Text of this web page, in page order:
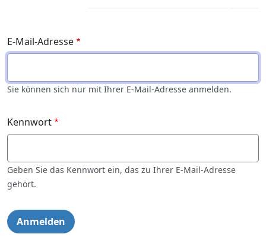
E-Mail-Adresse
Sie können sich nur mit Ihrer E-Mail-Adresse anmelden.
Kennwort
Geben Sie das Kennwort ein, das zu Ihrer E-Mail-Adresse
gehört.